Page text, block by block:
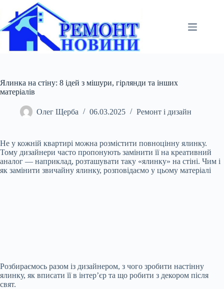
вмісту
Ялинка на стіну: 8 ідей з мішури, гірлянди та інших
матеріалів
Олег Щерба 06.03.2025 Ремонт і дизайн
Не у кожній квартирі можна розмістити повноцінну ялинку.
Тому дизайнери часто пропонують замінити її на креативний
аналог — наприклад, розташувати таку «ялинку» на стіні. Чим і
як замінити звичайну ялинку, розповідаємо у цьому матеріалі
Розбираємось разом із дизайнером, з чого зробити настінну
ялинку, як вписати її в інтер’єр та що робити з декором після
свят.